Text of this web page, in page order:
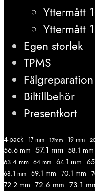
Yttermått
Yttermått
Egen storlek
TPMS
Fälgreparation
Biltillbehör
Presentkort
4-pack 17 mm 17mm 19 mm
56.6 mm 57.1 mm 58.1 mm
63.4 mm 64 mm 64.1 mm
68.1 mm 69.1 mm 70.1 mm
72.2 mm 72.6 mm 73.1